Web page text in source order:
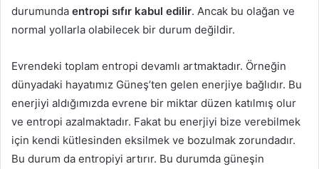
durumunda entropi sıfır kabul edilir. Ancak bu olağan ve
normal yollarla olabilecek bir durum değildir.
Evrendeki toplam entropi devamlı artmaktadır. Örneğin
dünyadaki hayatımız Güneş’ten gelen enerjiye bağlıdır. Bu
enerjiyi aldığımızda evrene bir miktar düzen katılmış olur
ve entropi azalmaktadır. Fakat bu enerjiyi bize verebilmek
için kendi kütlesinden eksilmek ve bozulmak zorundadır.
Bu durum da entropiyi artırır. Bu durumda güneşin